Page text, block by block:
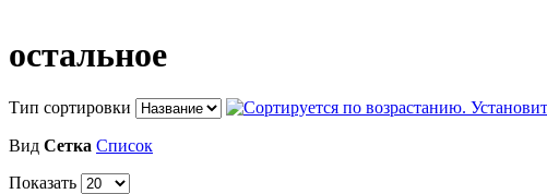
остальное
Тип сортировки
Вид Сетка Список
Показать